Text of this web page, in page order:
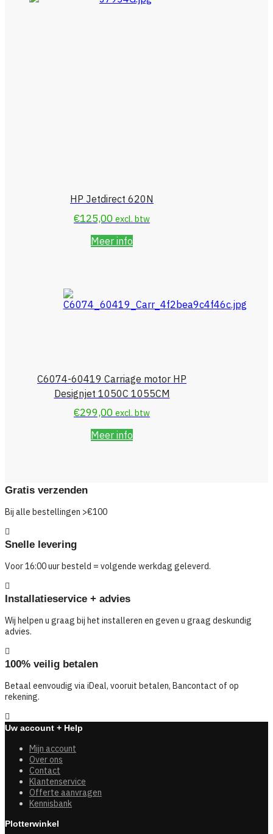
HP Jetdirect 620N
€125,00 excl. btw
Meer info
C6074-60419 Carriage motor HP
Designjet 1050C 1055CM
€299,00 excl. btw
Meer info
Gratis verzenden
Bij alle bestellingen >€100
Snelle levering
Voor 16:00 uur besteld = volgende werkdag geleverd.
Installatieservice + advies
Wij helpen u graag bij het installeren en geven u graag deskundig
advies.
100% veilig betalen
Betaal eenvoudig via iDeal, vooruit betalen, Bancontact of op
rekening.
Uw account + Help
Mijn account
Over ons
Contact
Klantenservice
Offerte aanvragen
Kennisbank
Plotterwinkel